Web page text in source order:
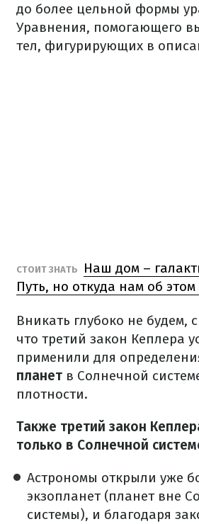
до более цельной формы
Уравнения, помогающего
тел, фигурирующих в
СТОИТ ЗНАТЬ
Наш дом –
Путь, но откуда нам об этом
Вникать глубоко не будем,
что третий закон Кеплера
применили для
планет в Солнечной
плотности.
Также третий закон
только в Солнечной
Астрономы открыли уже
экзопланет (планет вне
системы), и благодаря